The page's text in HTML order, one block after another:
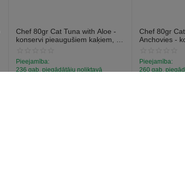
Chef 80gr Cat Tuna with Aloe -
konservi pieaugušiem kaķiem, ar
Pieejamība:
236 gab. piegādātāju noliktavā
Chef 80gr
Anchovies -
Pieejamība:
260 gab.